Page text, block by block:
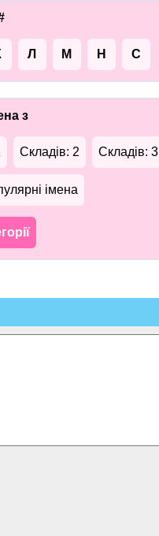
Л М Н С
з
Складів: 2 Складів: 3
імена